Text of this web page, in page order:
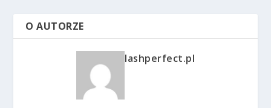
O AUTORZE
lashperfect.pl